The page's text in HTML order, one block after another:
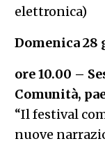
elettronica)
Domenica 28
ore 10.00 –
Comunità,
“Il festival
nuove